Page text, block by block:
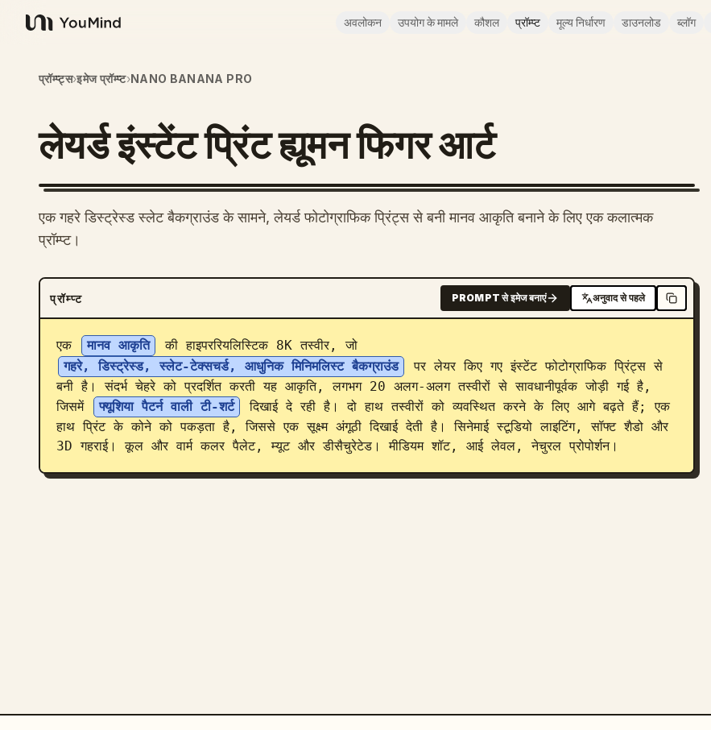
YouMind
अवलोकन उपयोग के मामले कौशल प्रॉम्प्ट मूल्य निर्धारण डाउनलोड ब्लॉग
प्रॉम्प्ट्स›इमेज प्रॉम्प्ट›NANO BANANA PRO
लेयर्ड इंस्टेंट प्रिंट ह्यूमन फिगर आर्ट
एक गहरे डिस्ट्रेस्ड स्लेट बैकग्राउंड के सामने, लेयर्ड फोटोग्राफिक प्रिंट्स से बनी मानव आकृति बनाने के लिए एक कलात्मक
प्रॉम्प्ट।
प्रॉम्प्ट PROMPT से इमेज बनाएं अनुवाद से पहले
एक मानव आकृति
की हाइपररियलिस्टिक 8K तस्वीर, जो
गहरे, डिस्ट्रेस्ड, स्लेट-टेक्सचर्ड, आधुनिक मिनिमलिस्ट बैकग्राउंड
पर लेयर किए गए इंस्टेंट फोटोग्राफिक प्रिंट्स से
बनी है। संदर्भ चेहरे को प्रदर्शित करती यह आकृति, लगभग 20 अलग-अलग तस्वीरों से सावधानीपूर्वक जोड़ी गई है,
जिसमें
फ्यूशिया पैटर्न वाली टी-शर्ट
दिखाई दे रही है। दो हाथ तस्वीरों को व्यवस्थित करने के लिए आगे बढ़ते हैं; एक
हाथ प्रिंट के कोने को पकड़ता है, जिससे एक सूक्ष्म अंगूठी दिखाई देती है। सिनेमाई स्टूडियो लाइटिंग, सॉफ्ट शैडो और
3D गहराई। कूल और वार्म कलर पैलेट, म्यूट और डीसैचुरेटेड। मीडियम शॉट, आई लेवल, नेचुरल प्रोपोर्शन।